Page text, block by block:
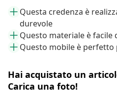
Questa credenza è
durevole
Questo materiale è facile
Questo mobile è
Hai acquistato un
Carica una foto!